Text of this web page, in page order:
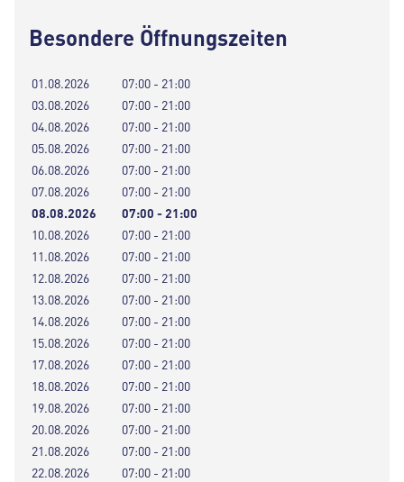
Besondere Öffnungszeiten
01.08.2026
07:00 - 21:00
03.08.2026
07:00 - 21:00
04.08.2026
07:00 - 21:00
05.08.2026
07:00 - 21:00
06.08.2026
07:00 - 21:00
07.08.2026
07:00 - 21:00
08.08.2026
07:00 - 21:00
10.08.2026
07:00 - 21:00
11.08.2026
07:00 - 21:00
12.08.2026
07:00 - 21:00
13.08.2026
07:00 - 21:00
14.08.2026
07:00 - 21:00
15.08.2026
07:00 - 21:00
17.08.2026
07:00 - 21:00
18.08.2026
07:00 - 21:00
19.08.2026
07:00 - 21:00
20.08.2026
07:00 - 21:00
21.08.2026
07:00 - 21:00
22.08.2026
07:00 - 21:00